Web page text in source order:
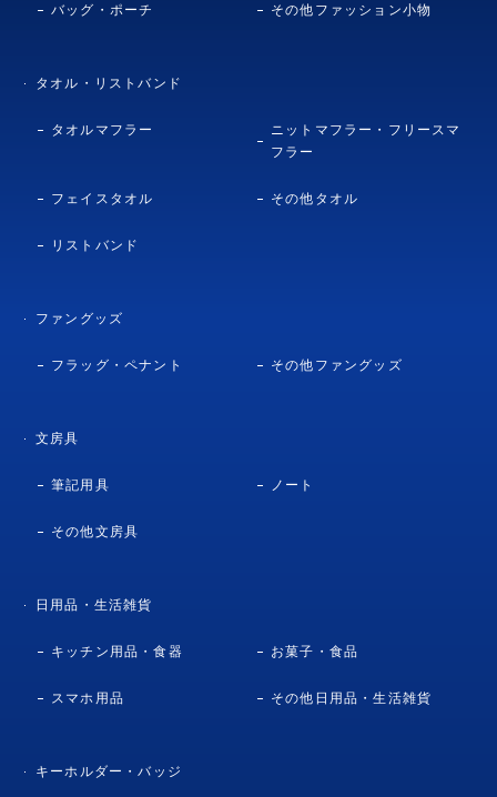
バッグ・ポーチ その他ファッション小物
タオル・リストバンド
タオルマフラー
ニットマフラー・フリースマ
フラー
フェイスタオル その他タオル
リストバンド
ファングッズ
フラッグ・ペナント その他ファングッズ
文房具
筆記用具 ノート
その他文房具
日用品・生活雑貨
キッチン用品・食器 お菓子・食品
スマホ用品 その他日用品・生活雑貨
キーホルダー・バッジ